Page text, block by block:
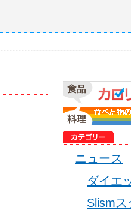
ニュース
ダイエ
Slism